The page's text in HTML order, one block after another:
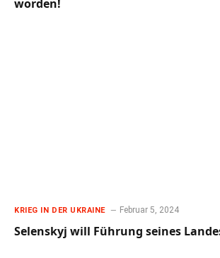
worden!
KRIEG IN DER UKRAINE Februar 5, 2024
Selenskyj will Führung seines